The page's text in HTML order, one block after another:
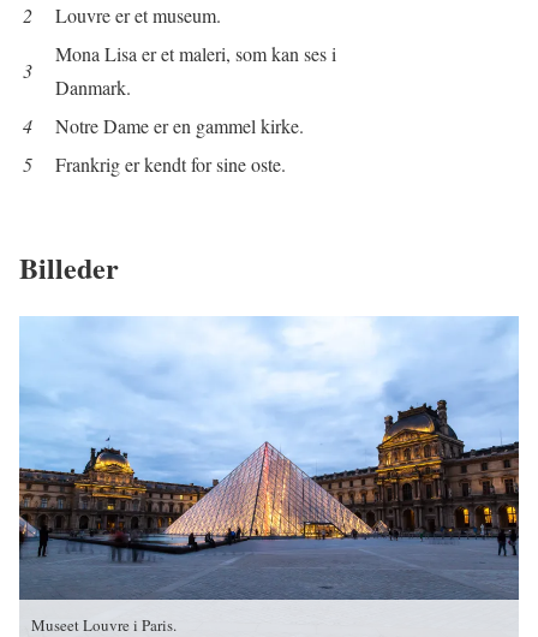
2 Louvre er et museum.
3
Mona Lisa er et maleri, som kan ses i
Danmark.
4
Notre Dame er en gammel kirke.
5
Frankrig er kendt for sine oste.
Billeder
Museet Louvre i Paris.